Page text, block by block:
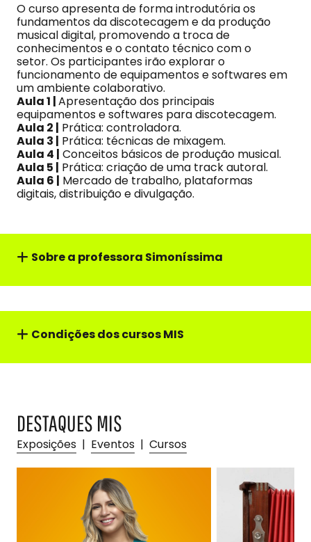
O curso apresenta de forma introdutória os
fundamentos da discotecagem e da produção
musical digital, promovendo a troca de
conhecimentos e o contato técnico com o
setor. Os participantes irão explorar o
funcionamento de equipamentos e softwares em
um ambiente colaborativo.
Aula 1 |Apresentação dos principais
equipamentos e softwares para discotecagem.
Aula 2 | Prática: controladora.
Aula 3 | Prática: técnicas de mixagem.
Aula 4 | Conceitos básicos de produção musical.
Aula 5 | Prática: criação de uma track autoral.
Aula 6 | Mercado de trabalho, plataformas
digitais, distribuição e divulgação.
Sobre a professora Simoníssima
Condições dos cursos MIS
DESTAQUES MIS
Exposições | Eventos | Cursos